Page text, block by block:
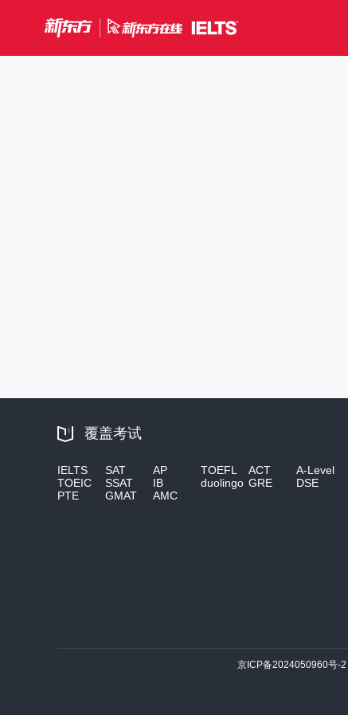
覆盖考试
IELTS SAT AP TOEFL ACT
A-Level
TOEIC
SSAT IB duolingo GRE
DSE
PTE
GMAT AMC
京ICP备2024050960号-2